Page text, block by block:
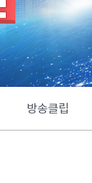
방송클립